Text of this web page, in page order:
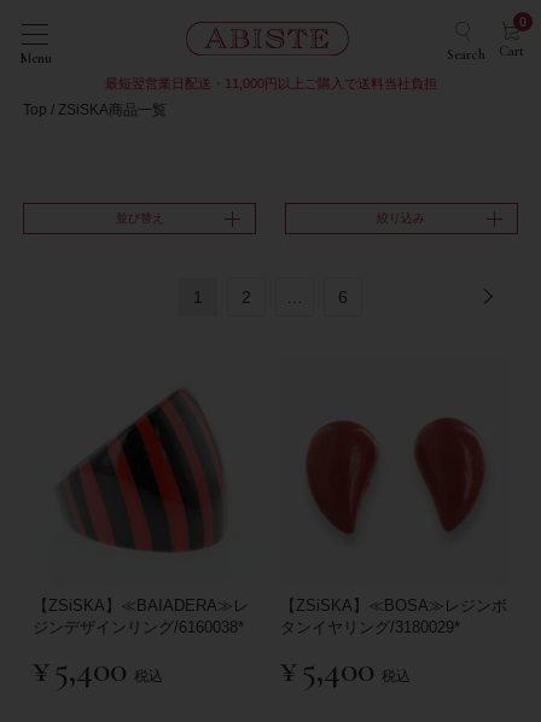
Menu Search Cart
0
最短翌営業日配送・11,000円以上ご購入で送料当社負担
Top ZSiSKA商品一覧
並び替え 絞り込み
1 2 6
【ZSiSKA】≪BAIADERA≫レ
ジンデザインリング/6160038*
¥5,400 税込
【ZSiSKA】≪BOSA≫レジンボ
タンイヤリング/3180029*
¥5,400 税込